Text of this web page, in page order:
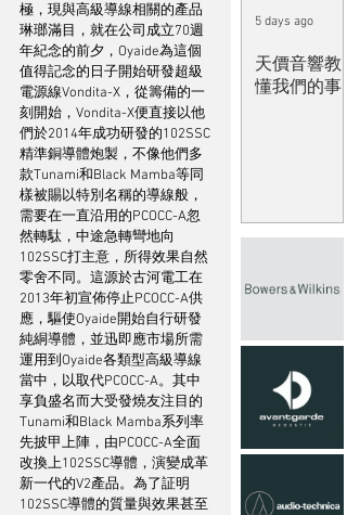
極，現與高級導線相關的產品
琳瑯滿目，就在公司成立70週
年紀念的前夕，Oyaide為這個
值得記念的日子開始研發超級
電源線Vondita-X，從籌備的一
刻開始，Vondita-X便直接以他
們於2014年成功研發的102SSC
精準銅導體炮製，不像他們多
款Tunami和Black Mamba等同
樣被賜以特別名稱的導線般，
需要在一直沿用的PCOCC-A忽
然轉駄，中途急轉彎地向
102SSC打主意，所得效果自然
零舍不同。這源於古河電工在
2013年初宣佈停止PCOCC-A供
應，驅使Oyaide開始自行研發
純絧導體，並迅即應市場所需
運用到Oyaide各類型高級導線
當中，以取代PCOCC-A。其中
享負盛名而大受發燒友注目的
Tunami和Black Mamba系列率
先披甲上陣，由PCOCC-A全面
改換上102SSC導體，演變成革
新一代的V2產品。為了証明
102SSC導體的質量與效果甚至
天價音響教
懂我們的事
5 days ago